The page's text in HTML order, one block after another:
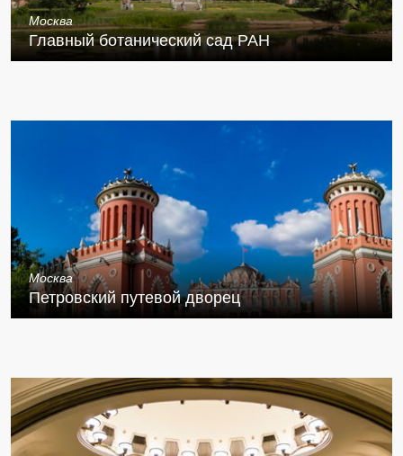
Москва
Главный ботанический сад РАН
Москва
Петровский путевой дворец